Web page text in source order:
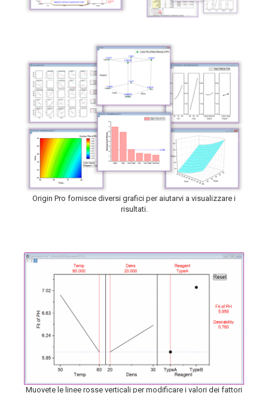
Origin Pro fornisce diversi grafici per aiutarvi a visualizzare i
risultati.
Muovete le linee rosse verticali per modificare i valori dei fattori